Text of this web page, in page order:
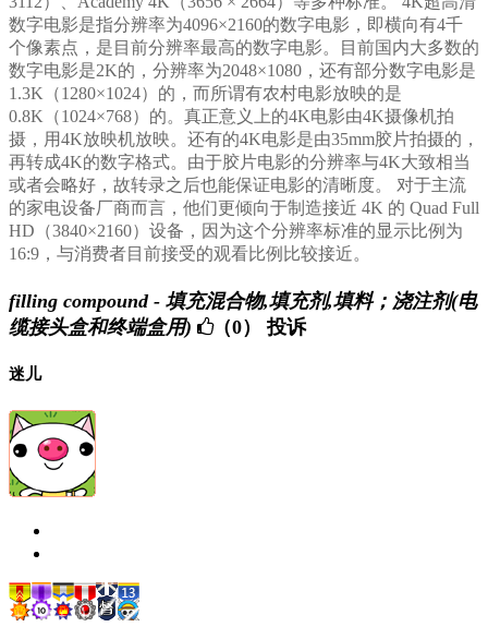
数字电影是指分辨率为4096×2160的数字电影，即横向有4千
个像素点，是目前分辨率最高的数字电影。目前国内大多数的
数字电影是2K的，分辨率为2048×1080，还有部分数字电影是
1.3K（1280×1024）的，而所谓有农村电影放映的是
0.8K（1024×768）的。真正意义上的4K电影由4K摄像机拍
摄，用4K放映机放映。还有的4K电影是由35mm胶片拍摄的，
再转成4K的数字格式。由于胶片电影的分辨率与4K大致相当
或者会略好，故转录之后也能保证电影的清晰度。 对于主流
的家电设备厂商而言，他们更倾向于制造接近 4K 的 Quad Full
HD（3840×2160）设备，因为这个分辨率标准的显示比例为
16:9，与消费者目前接受的观看比例比较接近。
filling compound - 填充混合物,填充剂,填料；浇注剂(电
缆接头盒和终端盒用)
（0） 投诉
迷儿